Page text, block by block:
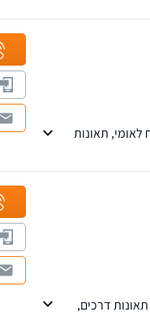
לאומי, תאונות
דרכים,